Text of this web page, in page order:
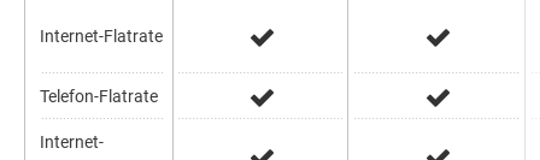
Internet-Flatrate
Telefon-Flatrate
Internet-